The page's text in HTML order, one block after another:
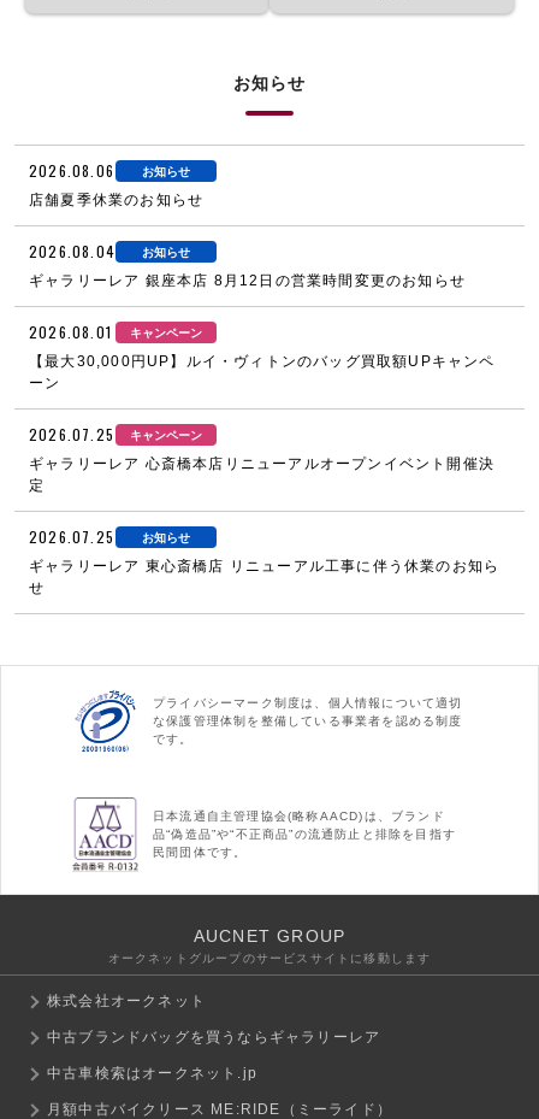
お知らせ
2026.08.06 お知らせ
店舗夏季休業のお知らせ
2026.08.04 お知らせ
ギャラリーレア 銀座本店 8月12日の営業時間変更のお知らせ
2026.08.01 キャンペーン
【最大30,000円UP】ルイ・ヴィトンのバッグ買取額UPキャンペ
ーン
2026.07.25 キャンペーン
ギャラリーレア 心斎橋本店リニューアルオープンイベント開催決
定
2026.07.25 お知らせ
ギャラリーレア 東心斎橋店 リニューアル工事に伴う休業のお知ら
せ
プライバシーマーク制度は、個人情報について適切
な保護管理体制を整備している事業者を認める制度
です。
日本流通自主管理協会(略称AACD)は、ブランド
品“偽造品”や“不正商品”の流通防止と排除を目指す
民間団体です。
AUCNET GROUP
オークネットグループのサービスサイトに移動します
株式会社オークネット
中古ブランドバッグを買うならギャラリーレア
中古車検索はオークネット.jp
月額中古バイクリース ME:RIDE（ミーライド）